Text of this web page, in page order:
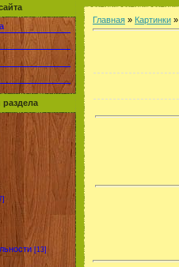
раздела
[13]
Главная » Картинки »